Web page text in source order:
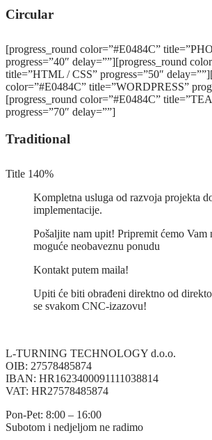
Circular
[progress_round color=”#E0484C”
progress=”40″ delay=””][progress_round
title=”HTML / CSS” progress=”50″
color=”#E0484C” title=”WORDPRESS”
[progress_round color=”#E0484C”
progress=”70″ delay=””]
Traditional
Title 140%
Kompletna usluga od razvoja projekta
implementacije.
Pošaljite nam upit! Pripremit ćemo Vam
moguće neobaveznu ponudu
Kontakt putem maila!
Upiti će biti obrađeni direktno od
se svakom CNC-izazovu!
L-TURNING TECHNOLOGY d.o.o.
OIB: 27578485874
IBAN: HR1623400091111038814
VAT: HR27578485874
Pon-Pet: 8:00 – 16:00
Subotom i nedjeljom ne radimo